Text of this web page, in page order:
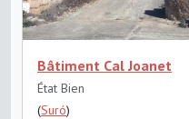
Bâtiment Cal Joanet
État Bien
(Suró)